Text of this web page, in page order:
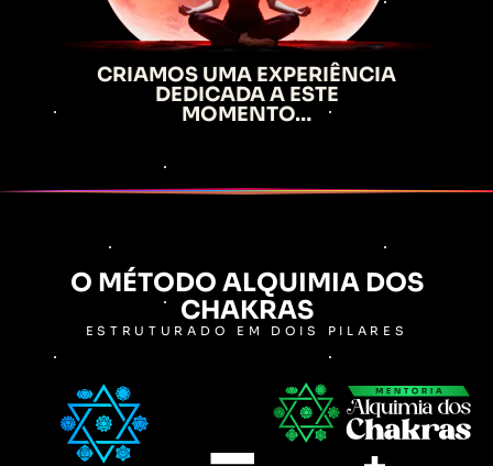
CRIAMOS UMA EXPERIÊNCIA
DEDICADA A ESTE
MOMENTO…
O MÉTODO ALQUIMIA DOS
CHAKRAS
ESTRUTURADO EM DOIS PILARES